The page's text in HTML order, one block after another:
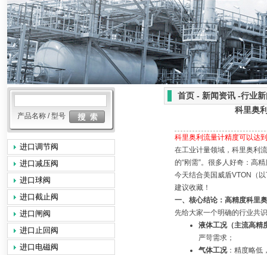
产品名称 / 型号
进口调节阀
进口减压阀
进口球阀
进口截止阀
进口闸阀
进口止回阀
进口电磁阀
首页 - 新闻资讯 -行业
科里奥
科里奥利流量计精度可以达
在工业计量领域，科里奥利
的“刚需”。很多人好奇：高
今天结合美国威盾VTON（
建议收藏！
一、核心结论：高精度科里
先给大家一个明确的行业共
液体工况（主流高精
严苛需求；
气体工况：精度略低